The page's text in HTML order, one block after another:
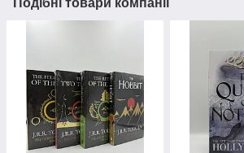
Подібні товари компанії